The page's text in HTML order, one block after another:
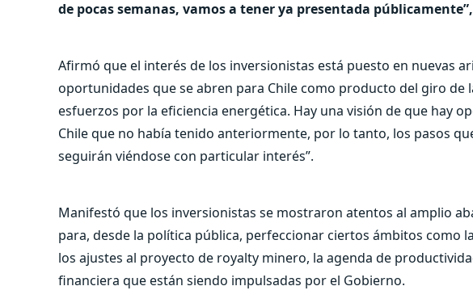
de pocas semanas, vamos a tener ya presentada públicamente”,
Afirmó que el interés de los inversionistas está puesto en nuevas
oportunidades que se abren para Chile como producto del giro de
esfuerzos por la eficiencia energética. Hay una visión de que hay
Chile que no había tenido anteriormente, por lo tanto, los pasos
seguirán viéndose con particular interés”.
Manifestó que los inversionistas se mostraron atentos al amplio
para, desde la política pública, perfeccionar ciertos ámbitos como
los ajustes al proyecto de royalty minero, la agenda de
financiera que están siendo impulsadas por el Gobierno.